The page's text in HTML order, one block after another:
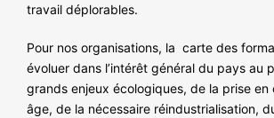
travail déplorables.
Pour nos organisations, la carte des
évoluer dans l’intérêt général du pays au
grands enjeux écologiques, de la prise
âge, de la nécessaire réindustrialisation,